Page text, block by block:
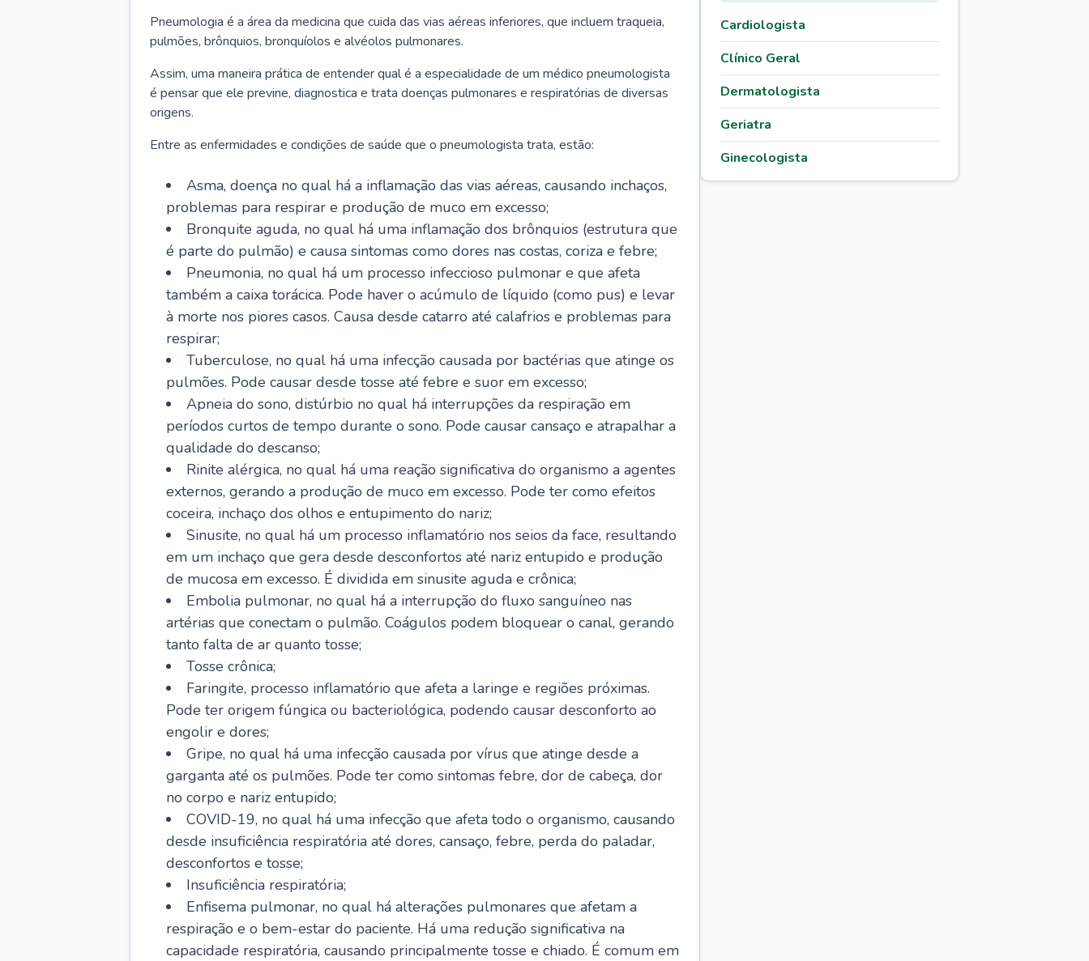
Pneumologia é a área da medicina que cuida das vias aéreas inferiores, que incluem traqueia,
pulmões, brônquios, bronquíolos e alvéolos pulmonares.
Assim, uma maneira prática de entender qual é a especialidade de um médico pneumologista
é pensar que ele previne, diagnostica e trata doenças pulmonares e respiratórias de diversas
origens.
Entre as enfermidades e condições de saúde que o pneumologista trata, estão:
Asma, doença no qual há a inflamação das vias aéreas, causando inchaços,
problemas para respirar e produção de muco em excesso;
Bronquite aguda, no qual há uma inflamação dos brônquios (estrutura que
é parte do pulmão) e causa sintomas como dores nas costas, coriza e febre;
Pneumonia, no qual há um processo infeccioso pulmonar e que afeta
também a caixa torácica. Pode haver o acúmulo de líquido (como pus) e levar
à morte nos piores casos. Causa desde catarro até calafrios e problemas para
respirar;
Tuberculose, no qual há uma infecção causada por bactérias que atinge os
pulmões. Pode causar desde tosse até febre e suor em excesso;
Apneia do sono, distúrbio no qual há interrupções da respiração em
períodos curtos de tempo durante o sono. Pode causar cansaço e atrapalhar a
qualidade do descanso;
Rinite alérgica, no qual há uma reação significativa do organismo a agentes
externos, gerando a produção de muco em excesso. Pode ter como efeitos
coceira, inchaço dos olhos e entupimento do nariz;
Sinusite, no qual há um processo inflamatório nos seios da face, resultando
em um inchaço que gera desde desconfortos até nariz entupido e produção
de mucosa em excesso. É dividida em sinusite aguda e crônica;
Embolia pulmonar, no qual há a interrupção do fluxo sanguíneo nas
artérias que conectam o pulmão. Coágulos podem bloquear o canal, gerando
tanto falta de ar quanto tosse;
Tosse crônica;
Faringite, processo inflamatório que afeta a laringe e regiões próximas.
Pode ter origem fúngica ou bacteriológica, podendo causar desconforto ao
engolir e dores;
Gripe, no qual há uma infecção causada por vírus que atinge desde a
garganta até os pulmões. Pode ter como sintomas febre, dor de cabeça, dor
no corpo e nariz entupido;
COVID-19, no qual há uma infecção que afeta todo o organismo, causando
desde insuficiência respiratória até dores, cansaço, febre, perda do paladar,
desconfortos e tosse;
Insuficiência respiratória;
Enfisema pulmonar, no qual há alterações pulmonares que afetam a
respiração e o bem-estar do paciente. Há uma redução significativa na
capacidade respiratória, causando principalmente tosse e chiado. É comum em
Cardiologista
Clínico Geral
Dermatologista
Geriatra
Ginecologista